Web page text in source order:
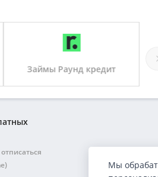
Займы Раунд кредит
Мы